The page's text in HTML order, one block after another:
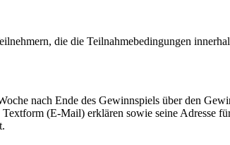
die die Teilnahmebedingungen
nach Ende des Gewinnspiels über den
(E-Mail) erklären sowie seine Adresse